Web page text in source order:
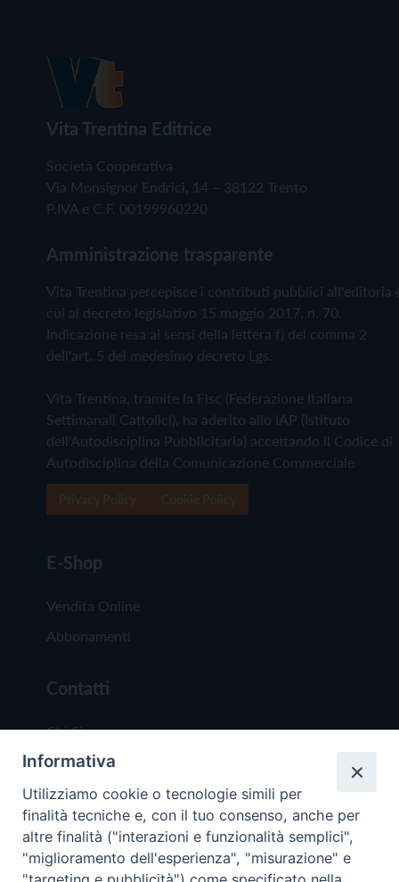
Vita Trentina Editrice
Società Cooperativa
Via Monsignor Endrici, 14 – 38122 Trento
P.IVA e C.F. 00199960220
Amministrazione trasparente
Vita Trentina percepisce i contributi pubblici all'editoria
cui al decreto legislativo 15 maggio 2017, n. 70.
Indicazione resa ai sensi della lettera f) del comma 2
dell'art. 5 del medesimo decreto Lgs.
Vita Trentina, tramite la Fisc (Federazione Italiana
Settimanali Cattolici), ha aderito allo IAP (Istituto
dell'Autodisciplina Pubblicitaria) accettando il Codice di
Autodisciplina della Comunicazione Commerciale
E-Shop
Vendita Online
Abbonamenti
Contatti
Chi Siamo
Redazione
Scrivici
Informativa
Utilizziamo cookie o tecnologie simili per
finalità tecniche e, con il tuo consenso, anche per
altre finalità ("interazioni e funzionalità semplici",
"miglioramento dell'esperienza", "misurazione" e